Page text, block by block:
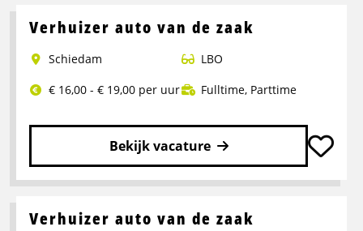
over
auto
van
de
zaak
Verhuizer auto van de zaak
Schiedam
LBO
€ 16,00 - € 19,00 per uur
Fulltime, Parttime
Bekijk vacature
Lees
over
Verhuizer auto van de zaak